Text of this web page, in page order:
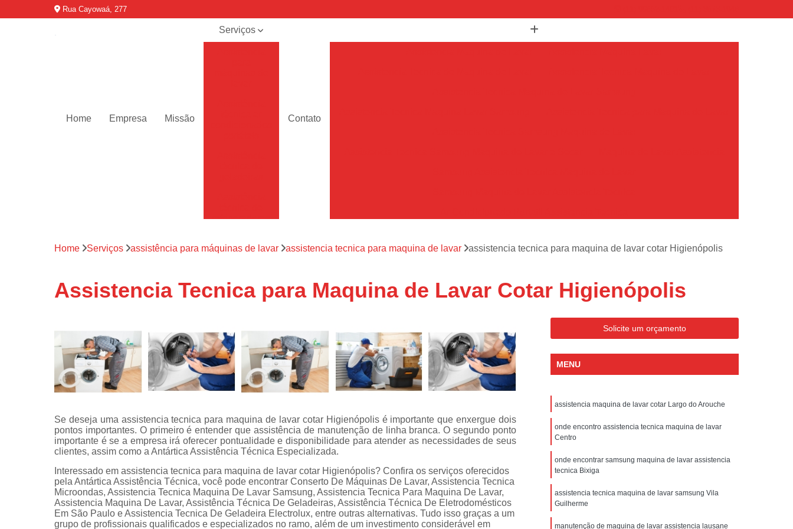
Rua Cayowaá, 277
Home Empresa Missão
Serviços
refrigeradores
técnica de
técnicas de
fogão
técnicas de
microondas
Conserto de
máquinas de
lavar
adega
Consertos de
geladeiras
expositoras
Instalação de
fogões
Instalação de
máquinas de
Contato
Assistencia Tecnica Ar Condicionado Portatil
Assistencia Tecnica Ar Condicionado Portatil Philco
Assistencia Tecnica de Ar Condicionado Portatil
Assistencia Tecnica de Ar Condicionado Portatil Philco
Assistencia Tecnica em Ar Condicionado Portatil
Assistencia Tecnica para Ar Condicionado Portatil
Assistencia Tecnica de Geladeira Electrolux
Assistencia Tecnica Electrolux Geladeira
Assistencia Tecnica Geladeira
Assistencia Tecnica Geladeira Electrolux
Electrolux Assistencia Tecnica Geladeira
Electrolux Geladeira Assistencia Tecnica
Geladeira Assistencia Tecnica
Geladeira Electrolux Assistencia Tecnica
Assistencia Tecnica de Refrigerador
Assistencia Tecnica de Refrigerador Electrolux
Assistencia Tecnica Electrolux Refrigerador
Home Serviços assistência para máquinas de lavar assistencia tecnica para maquina de lavar assistencia tecnica para maquina de lavar cotar Higienópolis
Assistencia Tecnica para Maquina de Lavar Cotar Higienópolis
Se deseja uma assistencia tecnica para maquina de lavar cotar Higienópolis é importante que enxergue dois
pontos importantes. O primeiro é entender que assistência de manutenção de linha branca. O segundo ponto
importante é se a empresa irá oferecer pontualidade e disponibilidade para atender as necessidades de seus
clientes, assim como a Antártica Assistência Técnica Especializada.
Interessado em assistencia tecnica para maquina de lavar cotar Higienópolis? Confira os serviços oferecidos
pela Antártica Assistência Técnica, você pode encontrar Conserto De Máquinas De Lavar, Assistencia Tecnica
Microondas, Assistencia Tecnica Maquina De Lavar Samsung, Assistencia Tecnica Para Maquina De Lavar,
Assistencia Maquina De Lavar, Assistência Técnica De Geladeiras, Assistência Técnica De Eletrodomésticos
Em São Paulo e Assistencia Tecnica De Geladeira Electrolux, entre outras alternativas. Tudo isso graças a um
grupo de profissionais qualificados e especializados no ramo, além de um investimento considerável em
Solicite um orçamento
MENU
assistencia maquina de lavar cotar Largo do Arouche
onde encontro assistencia tecnica maquina de lavar
Centro
onde encontrar samsung maquina de lavar assistencia
tecnica Bixiga
assistencia tecnica maquina de lavar samsung Vila
Guilherme
manutenção de maquina de lavar assistencia lausane